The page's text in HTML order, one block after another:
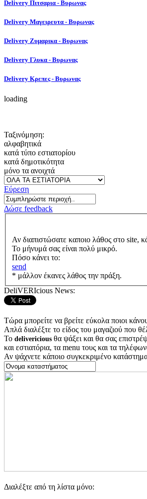
Delivery Πιτσαρια - Βυρωνας
Delivery Μαγειρευτα - Βυρωνας
Delivery Ζυμαρικα - Βυρωνας
Delivery Γλυκα - Βυρωνας
Delivery Κρεπες - Βυρωνας
loading
Ταξινόμηση:
αλφαβητικά
κατά τύπο εστιατορίου
κατά δημοτικότητα
μόνο τα ανοιχτά
Εύρεση
Δώσε feedback
Αν διαπιστώσατε καποιο λάθος στο site,
Το μήνυμά σας είναι πολύ μικρό.
Πόσο κάνει το:
send
* μάλλον έκανες λάθος την πράξη.
DeliVERIcious News:
Τώρα μπορείτε να βρείτε εύκολα ποιοι
Απλά διαλέξτε το είδος του μαγαζιού που
Το delivericious θα ψάξει και θα σας
και εστιατόρια, τα menu τους και τα
Αν ψάχνετε κάποιο συγκεκριμένο
Διαλέξτε από τη λίστα μόνο: